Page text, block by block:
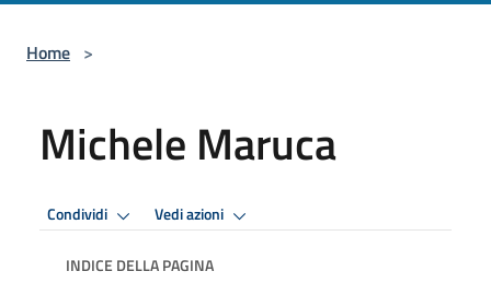
Home >
Michele Maruca
Condividi Vedi azioni
INDICE DELLA PAGINA